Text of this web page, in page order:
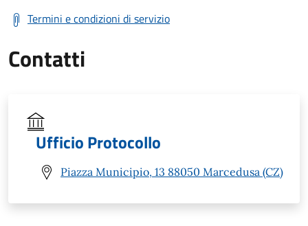
Termini e condizioni di servizio
Contatti
Ufficio Protocollo
Piazza Municipio, 13 88050 Marcedusa (CZ)